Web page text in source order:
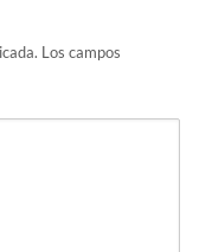
Los campos